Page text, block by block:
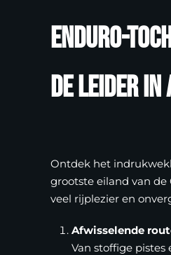
Enduro-
De leider
Ontdek het
grootste eiland van de
veel rijplezier en
Afwisselende
Van stoffige